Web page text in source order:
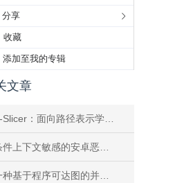
分享
收藏
添加至我的专辑
文章
：面向路径表示学习的程序切片方法
上下文敏感的安卓恶意虚拟化应用检测方法
基于程序可达图的并发程序依赖性分析方法